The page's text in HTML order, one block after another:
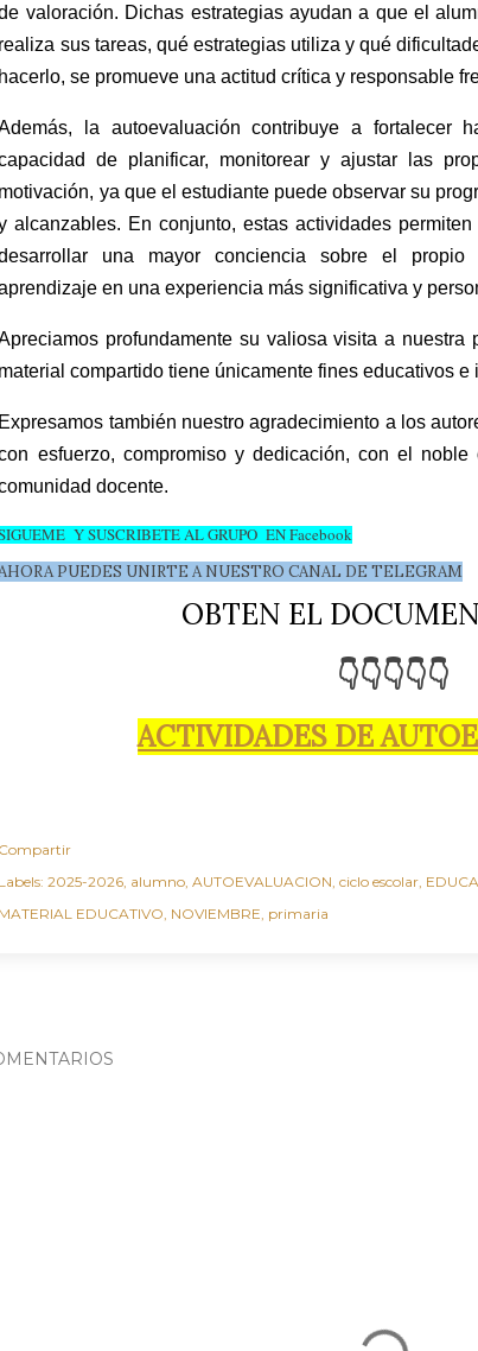
valoración. Dichas estrategias ayudan a que el
sus tareas, qué estrategias utiliza y qué
se promueve una actitud crítica y responsable
la autoevaluación contribuye a fortalecer
de planificar, monitorear y ajustar las
ya que el estudiante puede observar su
alcanzables. En conjunto, estas actividades
una mayor conciencia sobre el propio
en una experiencia más significativa y
profundamente su valiosa visita a nuestra
compartido tiene únicamente fineseducativos e
también nuestro agradecimiento a los
esfuerzo, compromiso y dedicación, con el
docente.
Y SUSCRIBETE AL GRUPO EN Facebook
PUEDES UNIRTE A NUESTRO CANAL DE TELEGRAM
OBTEN EL
👇👇👇👇👇
ACTIVIDADES DE
2025-2026 alumno AUTOEVALUACION ciclo escolar
EDUCATIVO NOVIEMBRE primaria